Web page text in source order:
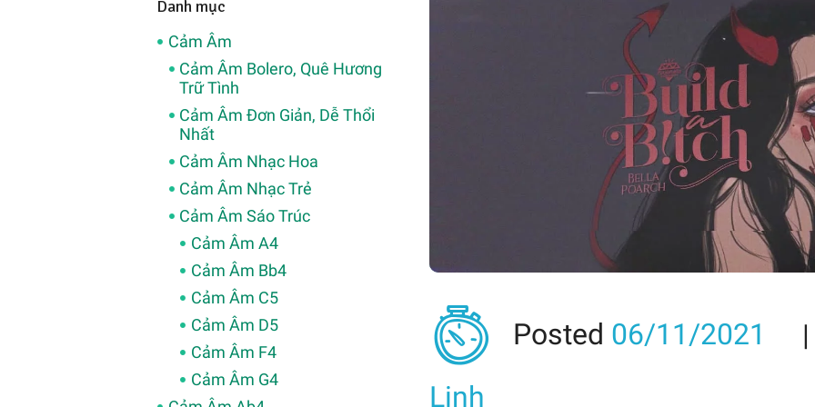
Posted 06/11/2021
Linh
Danh mục
Cảm Âm
Cảm Âm Bolero, Quê Hương
Trữ Tình
Cảm Âm Đơn Giản, Dễ Thổi
Nhất
Cảm Âm Nhạc Hoa
Cảm Âm Nhạc Trẻ
Cảm Âm Sáo Trúc
Cảm Âm A4
Cảm Âm Bb4
Cảm Âm C5
Cảm Âm D5
Cảm Âm F4
Cảm Âm G4